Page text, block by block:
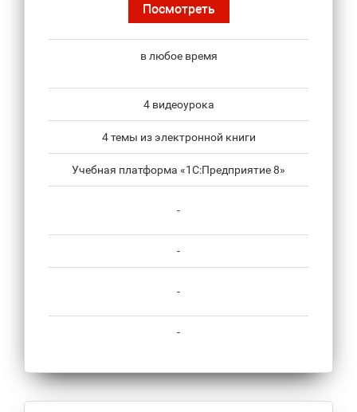
Посмотреть
в любое время
4 видеоурока
4 темы из электронной книги
Учебная платформа «1С:Предприятие 8»
-
-
-
-